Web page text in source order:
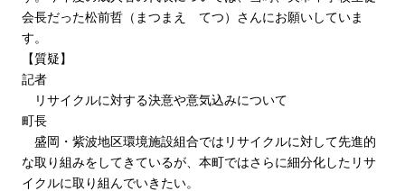
会長だった松前哲（まつまえ てつ）さんにお願いしていま
す。
【質疑】
記者
リサイクルに対する決意や意気込みについて
町長
盛岡・紫波地区環境施設組合ではリサイクルに対して先進的
な取り組みをしてきているが、本町ではさらに細分化したリサ
イクルに取り組んでいきたい。